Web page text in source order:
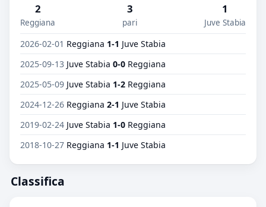
2
Reggiana
3
pari
1
Juve Stabia
2026-02-01 Reggiana 1-1 Juve Stabia
2025-09-13 Juve Stabia 0-0 Reggiana
2025-05-09 Juve Stabia 1-2 Reggiana
2024-12-26 Reggiana 2-1 Juve Stabia
2019-02-24 Juve Stabia 1-0 Reggiana
2018-10-27 Reggiana 1-1 Juve Stabia
Classifica